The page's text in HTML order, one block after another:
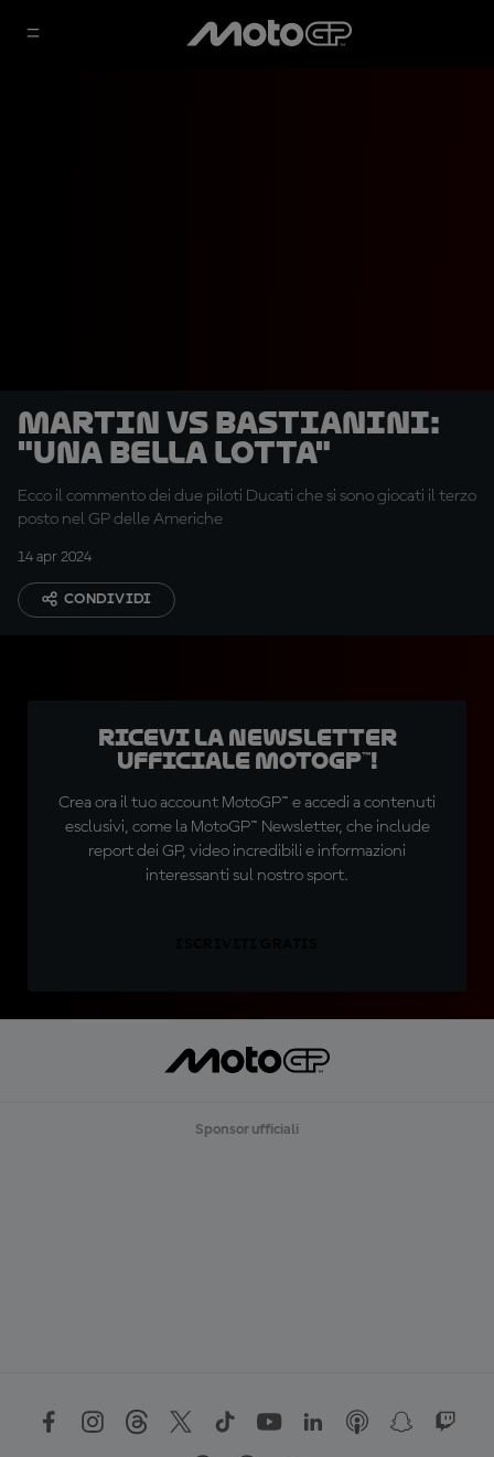
Martin vs Bastianini:
"Una bella lotta"
Ecco il commento dei due piloti Ducati che si sono giocati il terzo
posto nel GP delle Americhe
14 apr 2024
CONDIVIDI
Ricevi la newsletter
ufficiale MotoGP™!
Crea ora il tuo account MotoGP™ e accedi a contenuti
esclusivi, come la MotoGP™ Newsletter, che include
report dei GP, video incredibili e informazioni
interessanti sul nostro sport.
Sponsor ufficiali